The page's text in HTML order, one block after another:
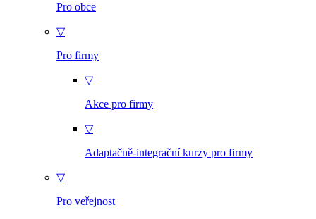
Pro obce
▽
Pro firmy
▽
Akce pro firmy
▽
Adaptačně-integrační kurzy pro firmy
▽
Pro veřejnost